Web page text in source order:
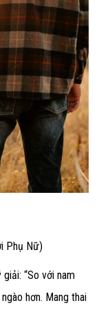
Phụ Nữ)
“So với nam
hơn. Mang thai